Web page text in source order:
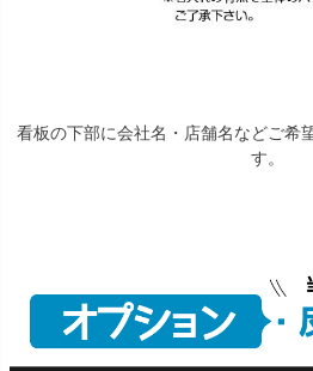
看板の下部に会社名・店舗名などご希
す。